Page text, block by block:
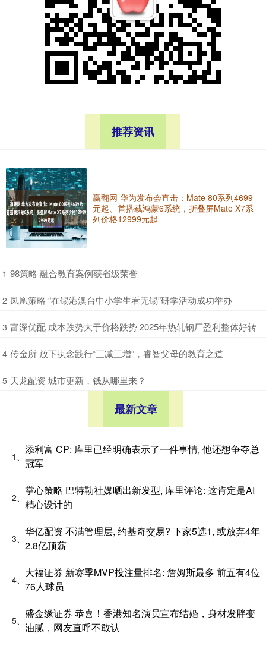
推荐资讯
赢翻网 华为发布会直击：Mate 80系列4699
元起、首搭载鸿蒙6系统，折叠屏Mate X7系
列价格12999元起
1 ​98策略 融合教育案例获省级荣誉
2 ​凤凰策略 “在锡港澳台中小学生看无锡”研学活动成功举办
3 ​富深优配 成本跌势大于价格跌势 2025年热轧钢厂盈利整体好转
4 ​传金所 放下执念践行“三减三增”，睿智父母的教育之道
5 ​天龙配资 城市更新，钱从哪里来？
最新文章
1、
添利富 CP: 库里已经明确表示了一件事情, 他还想争夺总
冠军
2、
掌心策略 巴特勒社媒晒出新发型, 库里评论: 这肯定是AI
精心设计的
3、
华亿配资 不满管理层, 约基奇交易? 下家5选1, 或放弃4年
2.8亿顶薪
4、
大福证券 新赛季MVP投注量排名: 詹姆斯最多 前五有4位
76人球员
5、
盛金缘证券 恭喜！香港知名演员宣布结婚，身材发胖变
油腻，网友直呼不敢认